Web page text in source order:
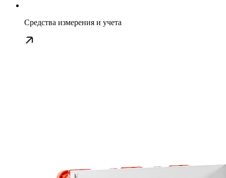
Средства измерения и учета